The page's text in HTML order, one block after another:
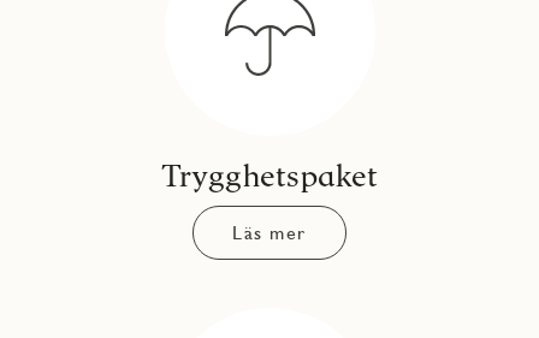
Trygghetspaket
Läs mer